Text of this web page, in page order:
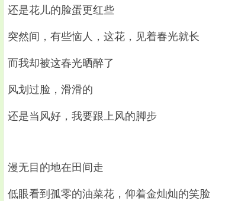
还是花儿的脸蛋更红些
突然间，有些恼人，这花，见着春光就长
而我却被这春光晒醉了
风划过脸，滑滑的
还是当风好，我要跟上风的脚步
漫无目的地在田间走
低眼看到孤零的油菜花，仰着金灿灿的笑脸